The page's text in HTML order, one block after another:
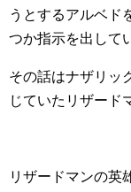
うとするアルベド
つか指示を出して
その話はナザリッ
じていたリザード
リザードマンの英